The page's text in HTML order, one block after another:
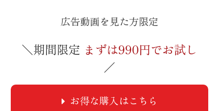
広告動画を見た方限定
＼期間限定 まずは990円でお試し
／
お得な購入はこちら